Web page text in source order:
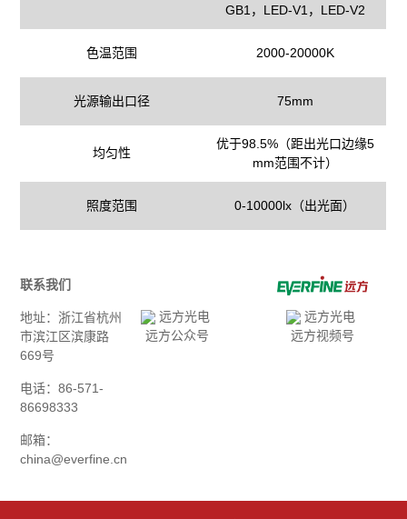
GB1，LED-V1，LED-V2
色温范围 2000-20000K
光源输出口径 75mm
均匀性
优于98.5%（距出光口边缘5
mm范围不计）
照度范围 0-10000lx（出光面）
联系我们
地址：浙江省杭州
市滨江区滨康路
669号
电话：86-571-
86698333
邮箱：
china@everfine.cn
远方公众号 远方视频号